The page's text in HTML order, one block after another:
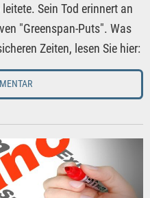
Sein Tod erinnert an
"Greenspan-Puts". Was
Zeiten, lesen Sie hier: